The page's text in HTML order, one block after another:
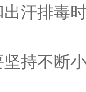
汗排毒
持不断